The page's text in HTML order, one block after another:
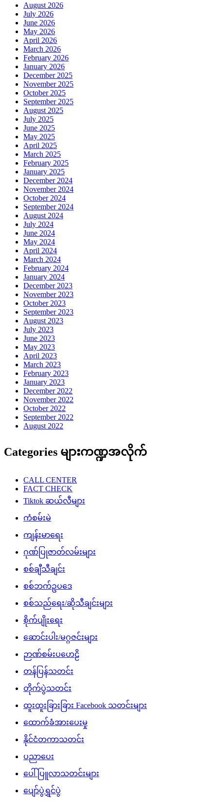
August 2026
July 2026
June 2026
May 2026
April 2026
March 2026
February 2026
January 2026
December 2025
November 2025
October 2025
September 2025
August 2025
July 2025
June 2025
May 2025
April 2025
March 2025
February 2025
January 2025
December 2024
November 2024
October 2024
September 2024
August 2024
July 2024
June 2024
May 2024
April 2024
March 2024
February 2024
January 2024
December 2023
November 2023
October 2023
September 2023
August 2023
July 2023
June 2023
May 2023
April 2023
March 2023
February 2023
January 2023
December 2022
November 2022
October 2022
September 2022
August 2022
Categories များကဏ္ဍအလိုက်
CALL CENTER
FACT CHECK
Tiktok ဆယ်လီများ
ကံစမ်းမဲ
ကျန်းမာရေး
ဂုဏ်ပြုဇာတ်လမ်းများ
စစ်ချီသီချင်း
စစ်ဘက်ဥပဒေ
စစ်သည်ရေး/ဆိုသီချင်းများ
စိုက်ပျိုးရေး
ဆောင်းပါး/မဂ္ဂဇင်းများ
ဉာဏ်စမ်းပဟေဠိ
တန်ပြန်သတင်း
တိုက်ပွဲသတင်း
ထူးထူးခြားခြား Facebook သတင်းများ
ထောက်ခံအားပေးမှု
နိုင်ငံတကာသတင်း
ပညာပေး
ပေါ်ပြူလာသတင်းများ
ပျော်ပွဲရွှင်ပွဲ